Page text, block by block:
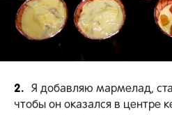
2.
Я добавляю мармелад,
чтобы он оказался в центре